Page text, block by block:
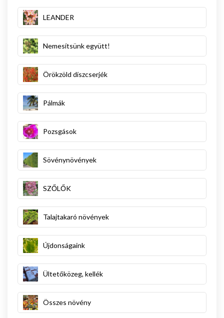
LEANDER
Nemesítsünk együtt!
Örökzöld díszcserjék
Pálmák
Pozsgások
Sövénynövények
SZŐLŐK
Talajtakaró növények
Újdonságaink
Ültetőközeg, kellék
Összes növény